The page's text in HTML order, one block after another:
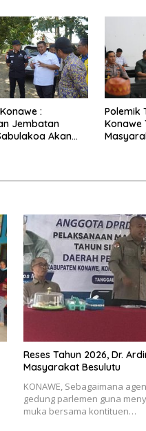
:
Jembatan
Akan
Polemik
Konawe
Reses Tahun 2026, Dr.
Masyarakat Besulutu
KONAWE, Sebagaimana
gedung parlemen guna
muka bersama kontituen…